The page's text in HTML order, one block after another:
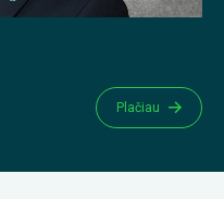
Plačiau